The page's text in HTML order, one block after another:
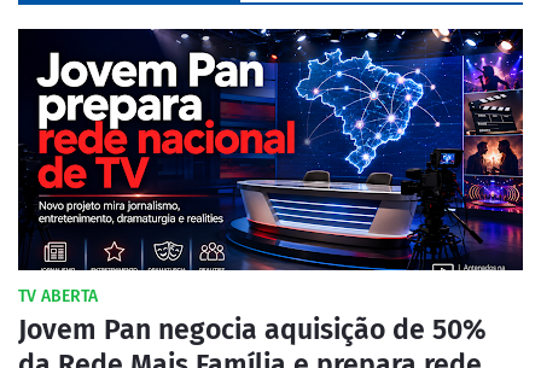
TV ABERTA
Jovem Pan negocia aquisição de 50%